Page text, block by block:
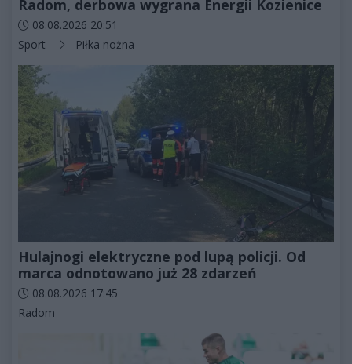
Radom, derbowa wygrana Energii Kozienice
Data dodania artykułu:
08.08.2026 20:51
Kategorie artykułu:
Sport Piłka nożna
Hulajnogi elektryczne pod lupą policji. Od
marca odnotowano już 28 zdarzeń
Data dodania artykułu:
08.08.2026 17:45
Kategorie artykułu:
Radom